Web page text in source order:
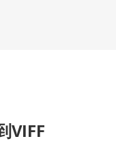
VIFF